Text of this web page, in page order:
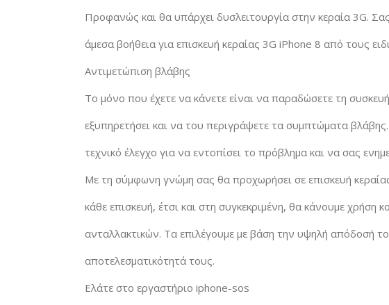
Προφανώς και θα υπάρχει δυσλειτουργία στην κεραία 3G.
άμεσα βοήθεια για επισκευή κεραίας 3G iPhone 8 από τους
Αντιμετώπιση βλάβης
Το μόνο που έχετε να κάνετε είναι να παραδώσετε τη
εξυπηρετήσει και να του περιγράψετε τα συμπτώματα
τεχνικό έλεγχο για να εντοπίσει το πρόβλημα και να σας
Με τη σύμφωνη γνώμη σας θα προχωρήσει σε επισκευή
κάθε επισκευή, έτσι και στη συγκεκριμένη, θα κάνουμε χρήση
ανταλλακτικών. Τα επιλέγουμε με βάση την υψηλή απόδοσή
αποτελεσματικότητά τους.
Ελάτε στο εργαστήριο iphone-sos